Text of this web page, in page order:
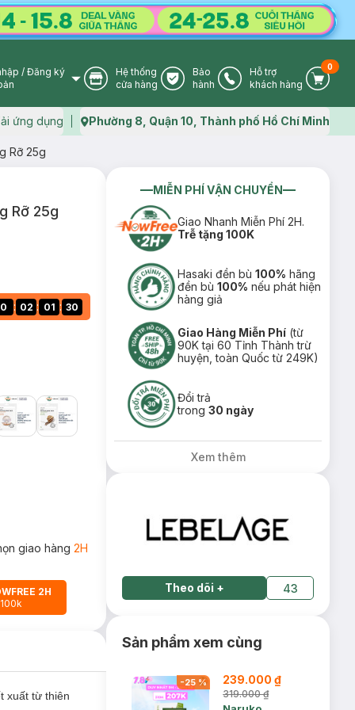
User Icon
/ Đăng ký
Store Icon
Hệ thống
cửa hàng
Warranty Icon
Bảo
hành
Phone Icon
Hỗ trợ
khách hàng
Cart
0
ứng dụng Map icon
Phường 8, Quận 10, Thành phố Hồ Chí Minh
Rỡ 25g
Rỡ 25g
0 : 02 : 01 : 29
giao hàng 2H
2H
xuất từ thiên
MIỄN PHÍ VẬN CHUYỂN
Giao Nhanh Miễn Phí 2H.
Trễ tặng 100K
Hasaki đền bù100% hãng
đền bù100% nếu phát hiện
hàng giả
Giao Hàng Miễn Phí (từ
90K tại 60 Tỉnh Thành trừ
huyện, toàn Quốc từ 249K)
Đổi trả
trong30 ngày
Xem thêm
Theo dõi + 43
Sản phẩm xem cùng
-25% 239.000 ₫
319.000 ₫